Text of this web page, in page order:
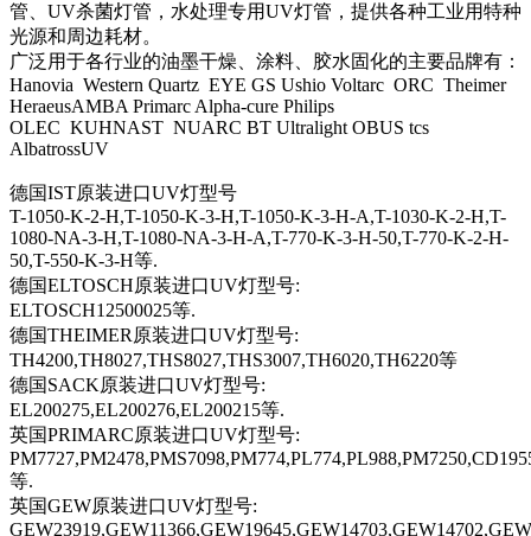
管、 UV杀菌灯管，水处理专用UV灯管，提供各种工业用特种
光源和周边耗材。
广泛用于各行业的油墨干燥、涂料、胶水固化的主要品牌有：
Hanovia Western Quartz EYE GS Ushio Voltarc ORC Theimer
HeraeusAMBA Primarc Alpha-cure Philips
OLEC KUHNAST NUARC BT Ultralight OBUS tcs
AlbatrossUV
德国IST原装进口UV灯型号
T-1050-K-2-H,T-1050-K-3-H,T-1050-K-3-H-A,T-1030-K-2-H,T-
1080-NA-3-H,T-1080-NA-3-H-A,T-770-K-3-H-50,T-770-K-2-H-
50,T-550-K-3-H等.
德国ELTOSCH原装进口UV灯型号:
ELTOSCH12500025等.
德国THEIMER 原装进口UV灯型号:
TH4200,TH8027,THS8027,THS3007,TH6020,TH6220等
德国SACK原装进口UV灯型号:
EL200275,EL200276,EL200215等.
英国PRIMARC原装进口UV灯型号:
等.
英国GEW原装进口UV灯型号: